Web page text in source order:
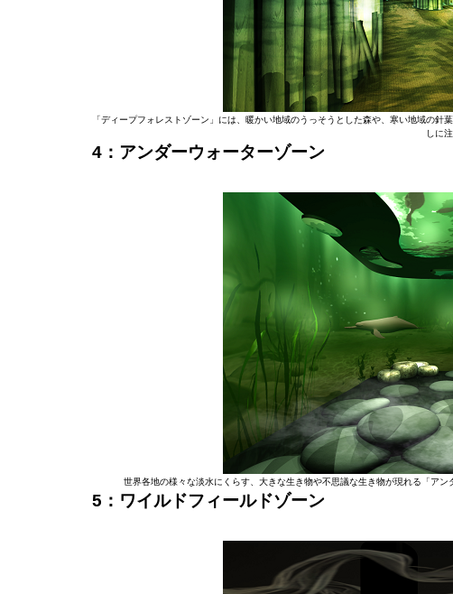
「ディープフォレストゾーン」には、暖かい地域のうっそうとした森や、寒い地域の
しに注
4：アンダーウォーターゾーン
世界各地の様々な淡水にくらす、大きな生き物や不思議な生き物が現れる「ア
5：ワイルドフィールドゾーン